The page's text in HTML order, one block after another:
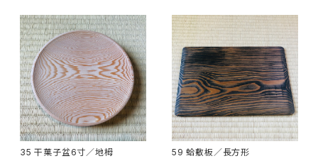
35 干菓子盆6寸／地栂 59 蛤敷板／長方形